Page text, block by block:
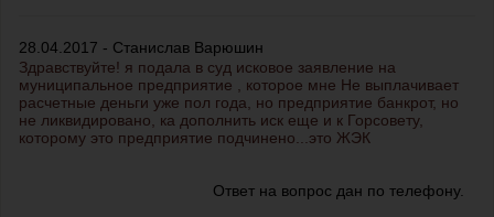
28.04.2017 - Станислав Варюшин
Здравствуйте! я подала в суд исковое заявление на
муниципальное предприятие , которое мне Не выплачивает
расчетные деньги уже пол года, но предприятие банкрот, но
не ликвидировано, ка дополнить иск еще и к Горсовету,
которому это предприятие подчинено...это ЖЭК
Ответ на вопрос дан по телефону.